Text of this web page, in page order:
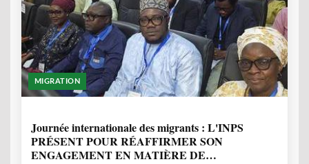
MIGRATION
Journée internationale des migrants : L'INPS
PRÉSENT POUR RÉAFFIRMER SON
ENGAGEMENT EN MATIÈRE DE